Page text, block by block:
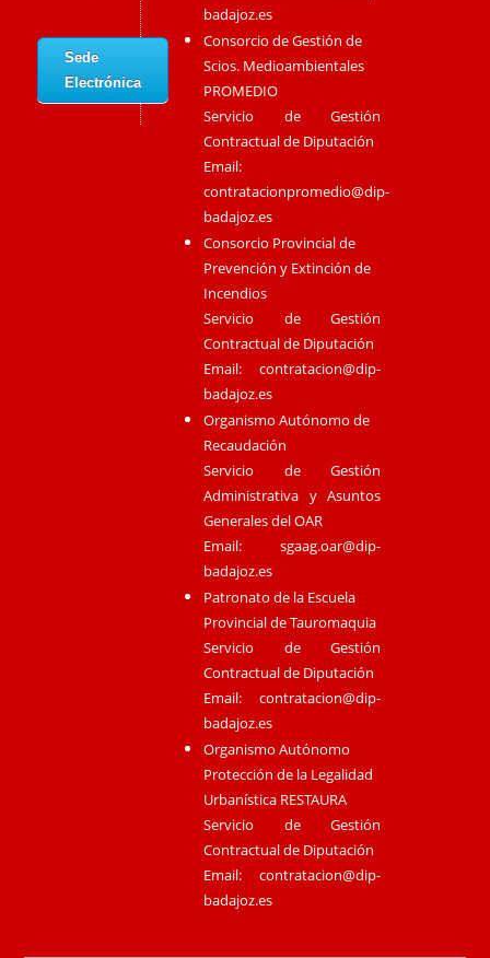
Sede
Electrónica
badajoz.es
Consorcio de Gestión de
Scios. Medioambientales
PROMEDIO
Servicio de Gestión
Contractual de Diputación
Email:
contratacionpromedio@dip-
badajoz.es
Consorcio Provincial de
Prevención y Extinción de
Incendios
Servicio de Gestión
Contractual de Diputación
Email:contratacion@dip-
badajoz.es
Organismo Autónomo de
Recaudación
Servicio de Gestión
Administrativa y Asuntos
Generales del OAR
Email:sgaag.oar@dip-
badajoz.es
Patronato de la Escuela
Provincial de Tauromaquia
Servicio de Gestión
Contractual de Diputación
Email:contratacion@dip-
badajoz.es
Organismo Autónomo
Protección de la Legalidad
Urbanística RESTAURA
Servicio de Gestión
Contractual de Diputación
Email:contratacion@dip-
badajoz.es